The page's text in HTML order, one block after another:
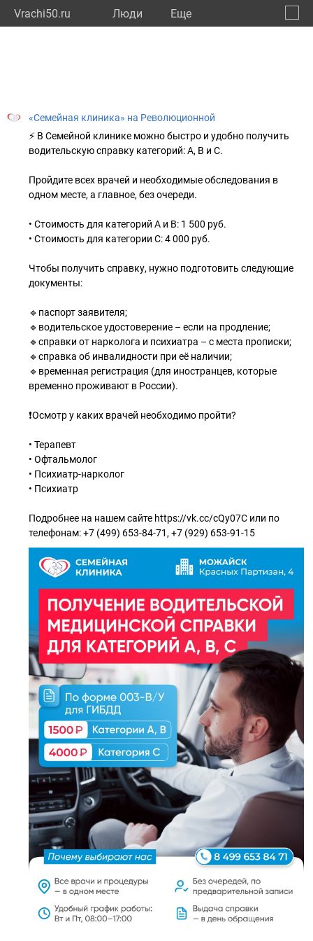
Vrachi50.ru Люди Eще
«Семейная клиника» на Революционной
⚡ В Семейной клинике можно быстро и удобно получить
водительскую справку категорий: А, В и С.
Пройдите всех врачей и необходимые обследования в
одном месте, а главное, без очереди.
• Стоимость для категорий А и В: 1 500 руб.
• Стоимость для категории С: 4 000 руб.
Чтобы получить справку, нужно подготовить следующие
документы:
🔹паспорт заявителя;
🔹водительское удостоверение – если на продление;
🔹справки от нарколога и психиатра – с места прописки;
🔹справка об инвалидности при её наличии;
🔹временная регистрация (для иностранцев, которые
временно проживают в России).
❗Осмотр у каких врачей необходимо пройти?
• Терапевт
• Офтальмолог
• Психиатр-нарколог
• Психиатр
Подробнее на нашем сайте https://vk.cc/cQy07C или по
телефонам: +7 (499) 653-84-71, +7 (929) 653-91-15